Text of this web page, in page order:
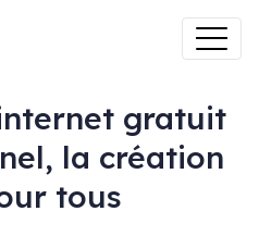
gratuit
la création
tous